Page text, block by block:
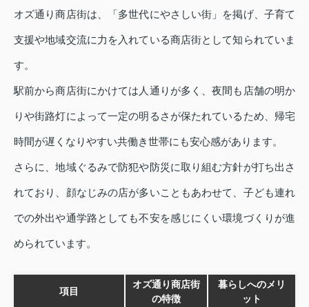
オズ通り商店街は、「多世代にやさしい街」を掲げ、子育て
支援や地域交流に力を入れている商店街として知られていま
す。
駅前から商店街にかけては人通りが多く、夜間も店舗の明か
りや街路灯によって一定の明るさが保たれているため、帰宅
時間が遅くなりやすい共働き世帯にも安心感があります。
さらに、地域ぐるみで防犯や防災に取り組む方針が打ち出さ
れており、顔なじみの店が多いこともあわせて、子ども連れ
での外出や通学路としても不安を感じにくい環境づくりが進
められています。
項目
オズ通り商店街
の特徴
暮らしへのメリ
ット